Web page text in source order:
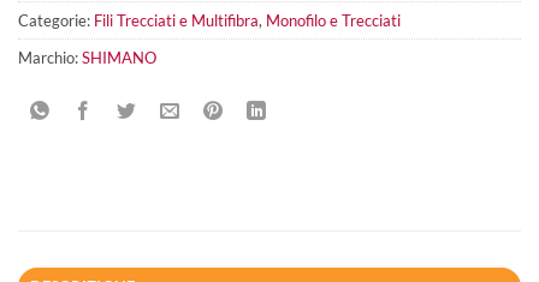
Categorie: Fili Trecciati e Multifibra, Monofilo e Trecciati
Marchio:SHIMANO